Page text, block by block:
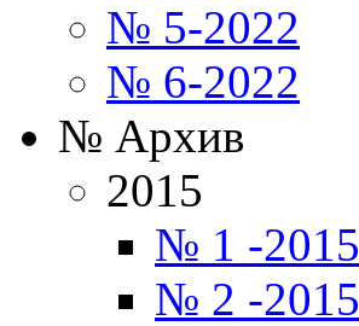
№ 5-2022
№ 6-2022
№ Архив
2015
№ 1 -2015
№ 2 -2015